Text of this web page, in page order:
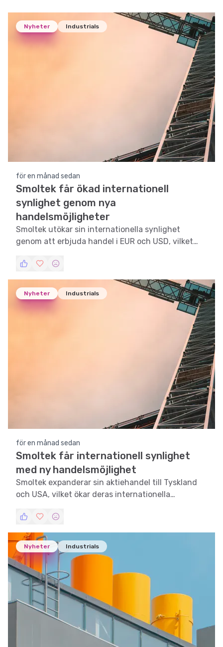
Nyheter Industrials
för en månad sedan
Smoltek får ökad internationell
synlighet genom nya
handelsmöjligheter
Smoltek utökar sin internationella synlighet
genom att erbjuda handel i EUR och USD, vilket
Nyheter Industrials
för en månad sedan
Smoltek får internationell synlighet
med ny handelsmöjlighet
Smoltek expanderar sin aktiehandel till Tyskland
och USA, vilket ökar deras internationella
Nyheter Industrials